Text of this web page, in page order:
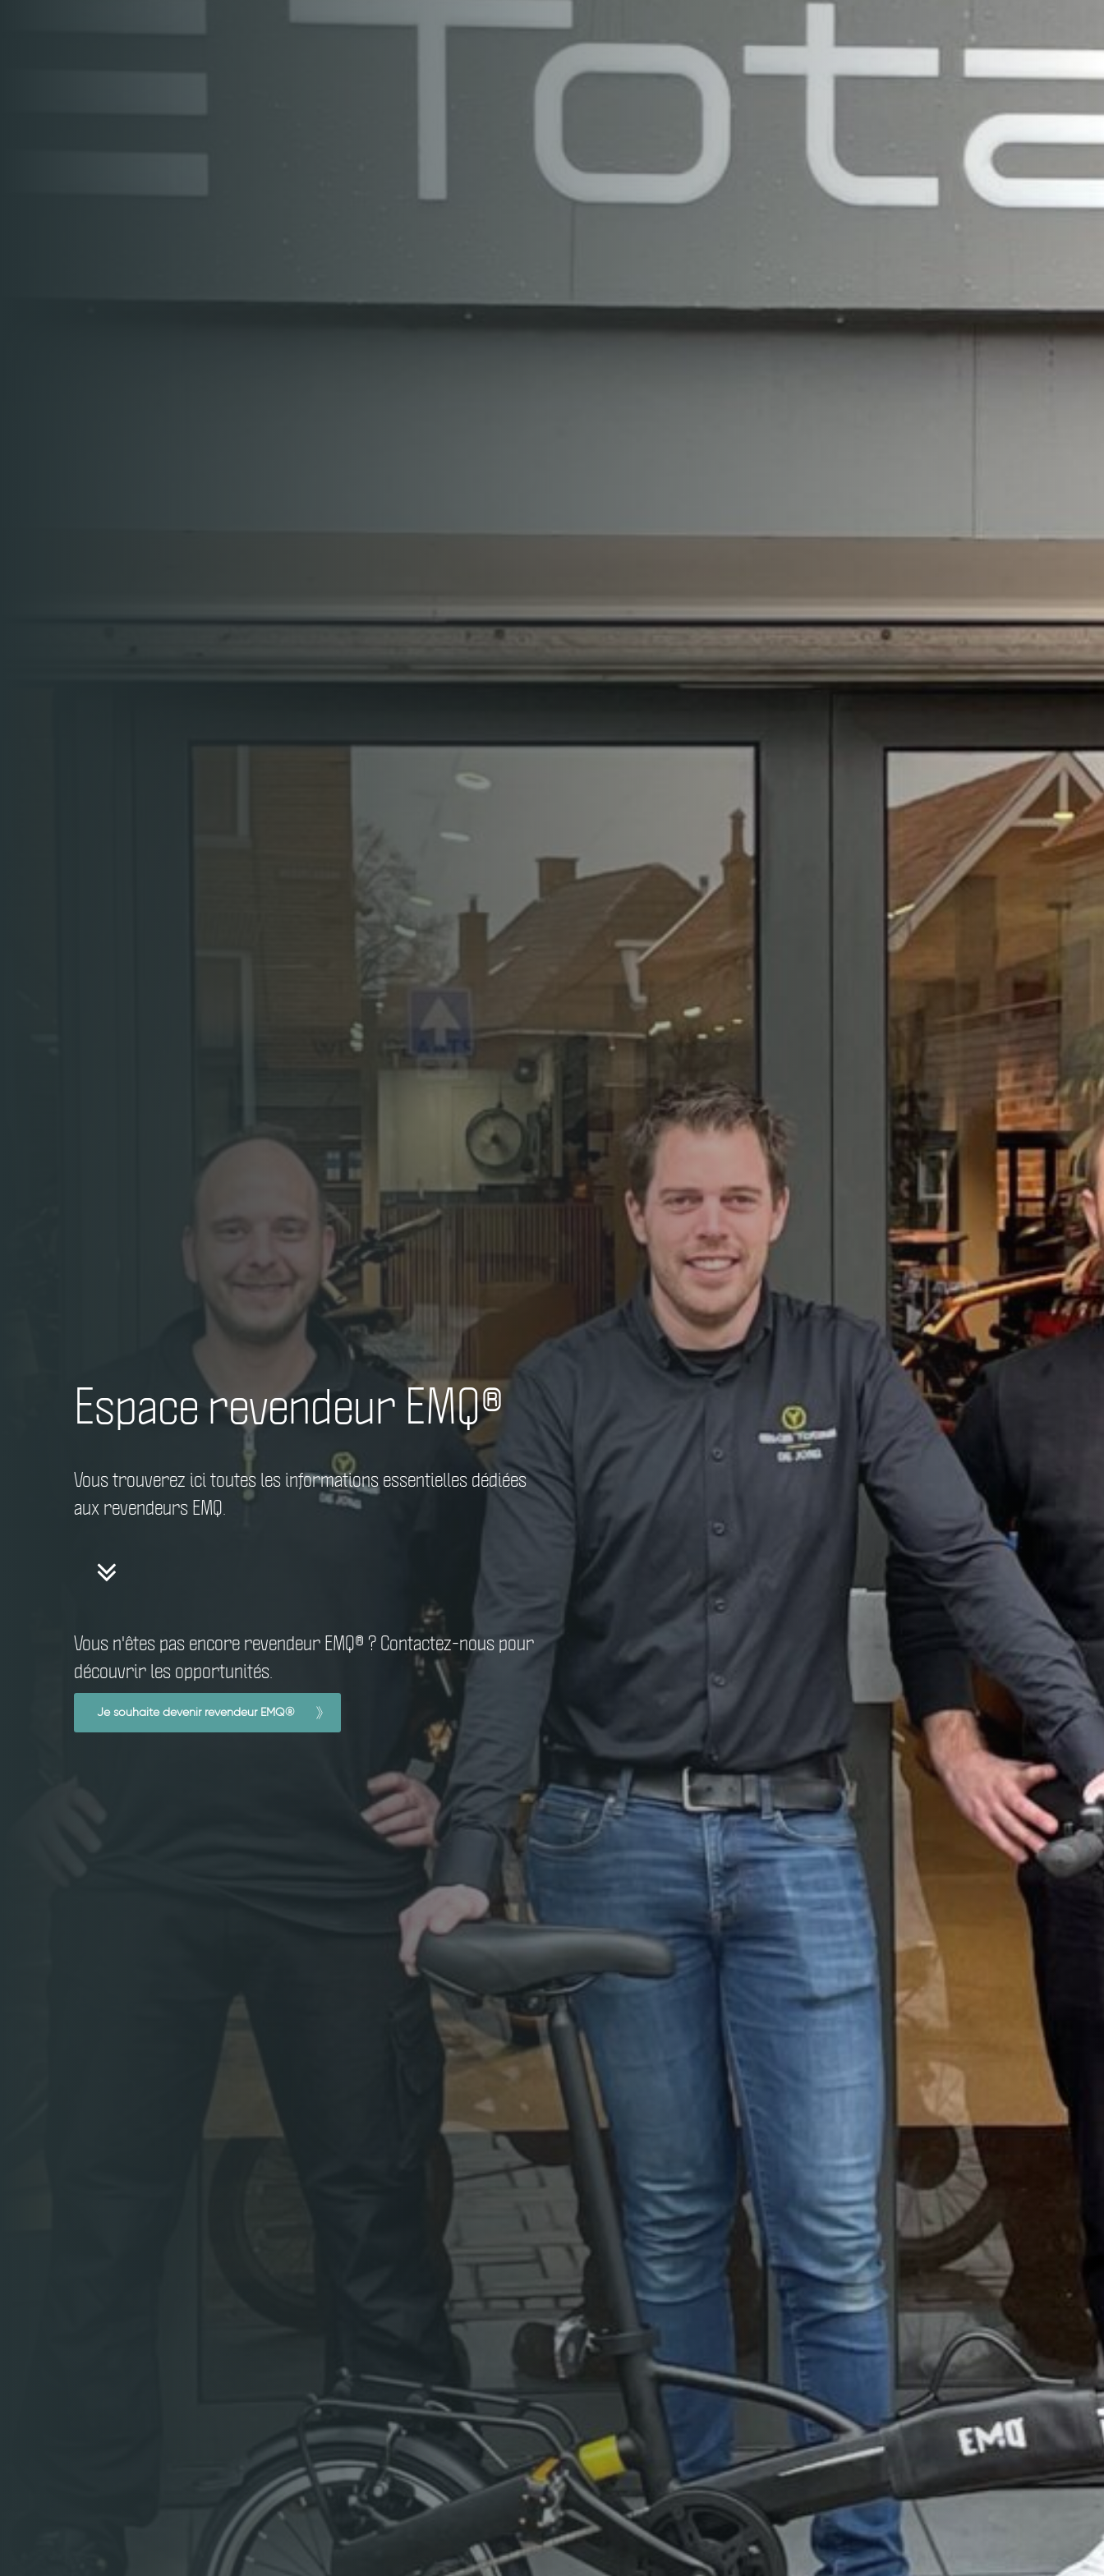
Espace revendeur EMQ®
Vous trouverez ici toutes les informations essentielles dédiées
aux revendeurs EMQ.
Vous n'êtes pas encore revendeur EMQ® ? Contactez-nous pour
découvrir les opportunités.
Je souhaite devenir revendeur EMQ®